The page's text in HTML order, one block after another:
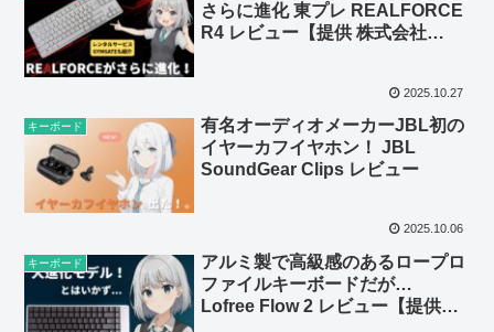
さらに進化 東プレ REALFORCE
R4 レビュー【提供 株式会社
2025.10.27
キーボード
有名オーディオメーカーJBL初の
イヤーカフイヤホン！ JBL
SoundGear Clips レビュー
2025.10.06
キーボード
アルミ製で高級感のあるロープロ
ファイルキーボードだが…
Lofree Flow 2 レビュー【提供